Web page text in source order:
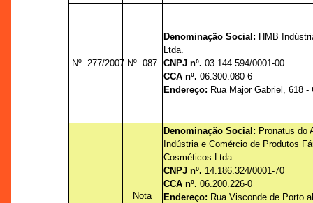
Nº. 277/2007 Nº. 087
Denominação Social: HMB
Ltda.
CNPJ nº.03.144.594/0001-00
CCA nº.06.300.080-6
Endereço: Rua Major Gabriel, 618 -
Nota
Denominação Social: Pronatus do
Indústria e Comércio de Produtos
Cosméticos Ltda.
CNPJ nº. 14.186.324/0001-70
CCA nº.06.200.226-0
Endereço: Rua Visconde de Porto